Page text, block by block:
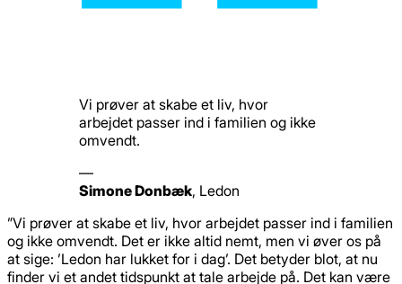
Vi prøver at skabe et liv, hvor
arbejdet passer ind i familien og ikke
omvendt.
—
Simone Donbæk, Ledon
”Vi prøver at skabe et liv, hvor arbejdet passer ind i familien
og ikke omvendt. Det er ikke altid nemt, men vi øver os på
at sige: ’Ledon har lukket for i dag’. Det betyder blot, at nu
finder vi et andet tidspunkt at tale arbejde på. Det kan være